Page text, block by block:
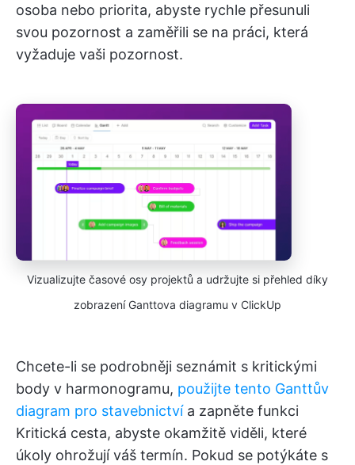
osoba nebo priorita, abyste rychle přesunuli
svou pozornost a zaměřili se na práci, která
vyžaduje vaši pozornost.
Vizualizujte časové osy projektů a udržujte si přehled díky
zobrazení Ganttova diagramu v ClickUp
Chcete-li se podrobněji seznámit s kritickými
body v harmonogramu, použijte tento Ganttův
diagram pro stavebnictvía zapněte funkci
Kritická cesta, abyste okamžitě viděli, které
úkoly ohrožují váš termín. Pokud se potýkáte s